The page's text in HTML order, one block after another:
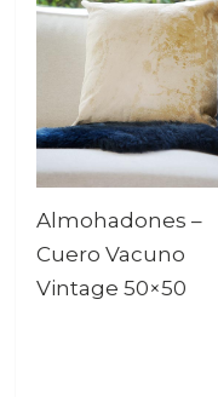
Almohadones –
Cuero Vacuno
Vintage 50×50